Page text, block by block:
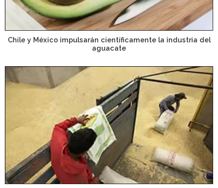
Chile y México impulsarán científicamente la industria del
aguacate